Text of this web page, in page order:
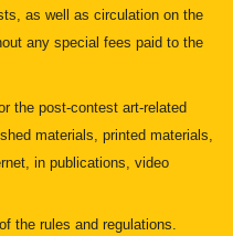
as well as circulation on the
any special fees paid to the
the post-contest art-related
materials, printed materials,
in publications, video
the rules and regulations.